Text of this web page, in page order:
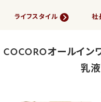
ライフスタイル 社
COCOROオールイン
乳液